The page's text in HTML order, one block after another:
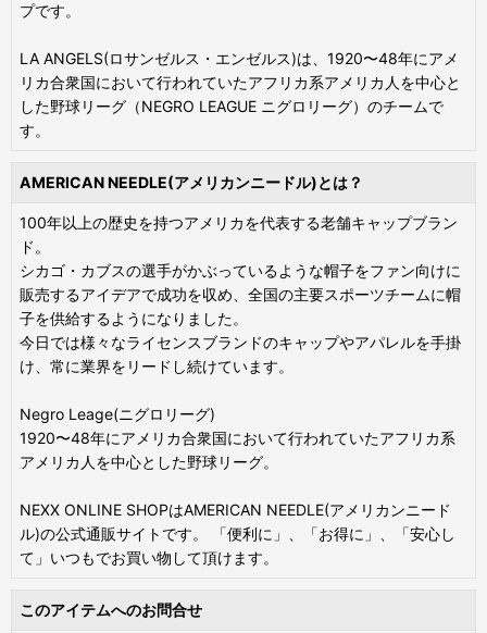
プです。
LA ANGELS(ロサンゼルス・エンゼルス)は、1920〜48年にアメ
リカ合衆国において行われていたアフリカ系アメリカ人を中心と
した野球リーグ（NEGRO LEAGUE ニグロリーグ）のチームで
す。
AMERICAN NEEDLE(アメリカンニードル)とは？
100年以上の歴史を持つアメリカを代表する老舗キャップブラン
ド。
シカゴ・カブスの選手がかぶっているような帽子をファン向けに
販売するアイデアで成功を収め、全国の主要スポーツチームに帽
子を供給するようになりました。
今日では様々なライセンスブランドのキャップやアパレルを手掛
け、常に業界をリードし続けています。
Negro Leage(ニグロリーグ)
1920〜48年にアメリカ合衆国において行われていたアフリカ系
アメリカ人を中心とした野球リーグ。
NEXX ONLINE SHOPはAMERICAN NEEDLE(アメリカンニード
ル)の公式通販サイトです。 「便利に」、「お得に」、「安心し
て」いつもでお買い物して頂けます。
このアイテムへのお問合せ